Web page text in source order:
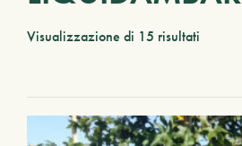
Visualizzazione di 15 risultati